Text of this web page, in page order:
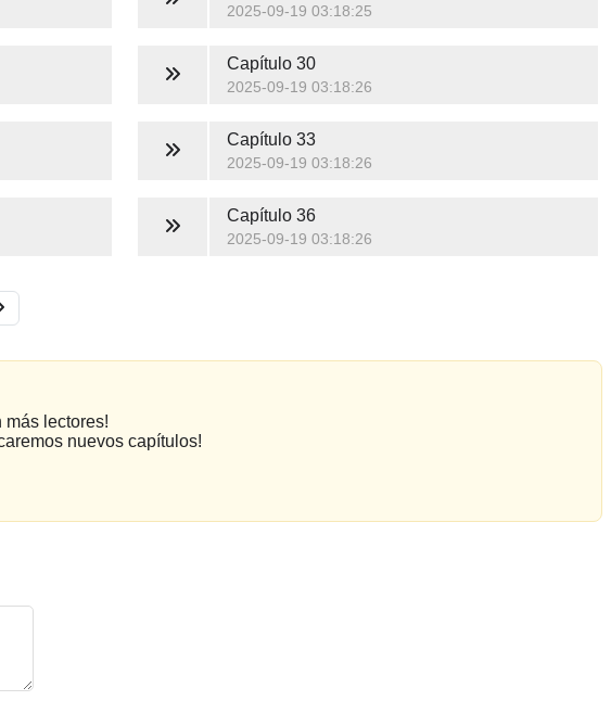
2025-09-19 03:18:25
Capítulo 30
2025-09-19 03:18:26
Capítulo 33
2025-09-19 03:18:26
Capítulo 36
2025-09-19 03:18:26
más lectores!
nuevos capítulos!